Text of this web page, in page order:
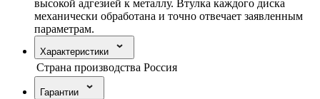
высокой адгезией к металлу. Втулка каждого диска
механически обработана и точно отвечает заявленным
параметрам.
Характеристики
Страна производства Россия
Гарантии